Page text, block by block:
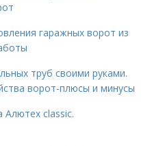
гаражных ворот из
труб своими руками.
ворот-плюсы и минусы
Алютех classic.